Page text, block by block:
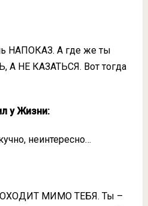
НАПОКАЗ. А где же ты
А НЕ КАЗАТЬСЯ. Вот тогда
у Жизни:
неинтересно…
МИМО ТЕБЯ. Ты –